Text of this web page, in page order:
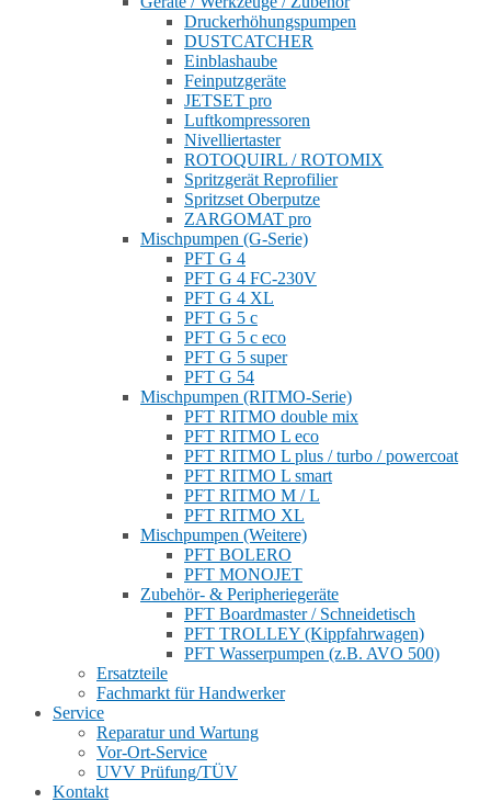
Druckerhöhungspumpen
DUSTCATCHER
Einblashaube
Feinputzgeräte
JETSET pro
Luftkompressoren
Nivelliertaster
ROTOQUIRL / ROTOMIX
Spritzgerät Reprofilier
Spritzset Oberputze
ZARGOMAT pro
Mischpumpen (G-Serie)
PFT G 4
PFT G 4 FC-230V
PFT G 4 XL
PFT G 5 c
PFT G 5 c eco
PFT G 5 super
PFT G 54
Mischpumpen (RITMO-Serie)
PFT RITMO double mix
PFT RITMO L eco
PFT RITMO L plus / turbo / powercoat
PFT RITMO L smart
PFT RITMO M / L
PFT RITMO XL
Mischpumpen (Weitere)
PFT BOLERO
PFT MONOJET
Zubehör- & Peripheriegeräte
PFT Boardmaster / Schneidetisch
PFT TROLLEY (Kippfahrwagen)
PFT Wasserpumpen (z.B. AVO 500)
Ersatzteile
Fachmarkt für Handwerker
Service
Reparatur und Wartung
Vor-Ort-Service
UVV Prüfung/TÜV
Kontakt